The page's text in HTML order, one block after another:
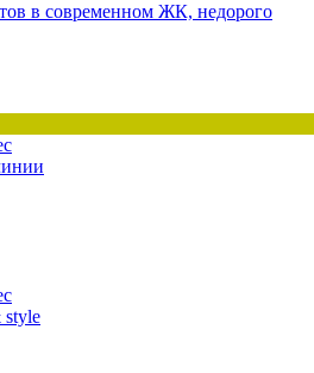
в современном ЖК, недорого
style